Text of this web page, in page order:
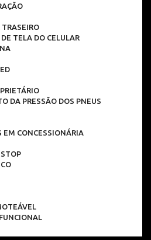
TELA DO CELULAR
DA PRESSÃO DOS PNEUS
EM CONCESSIONÁRIA